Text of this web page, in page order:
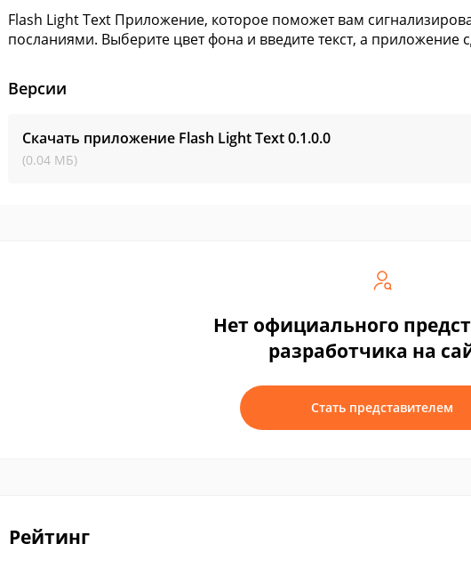
Flash Light Text Приложение, которое поможет вам
посланиями. Выберите цвет фона и введите текст, а приложение
Версии
Скачать приложение Flash Light Text0.1.0.0
(0.04 МБ)
Нет официального
разработчика на
Стать представителем
Рейтинг